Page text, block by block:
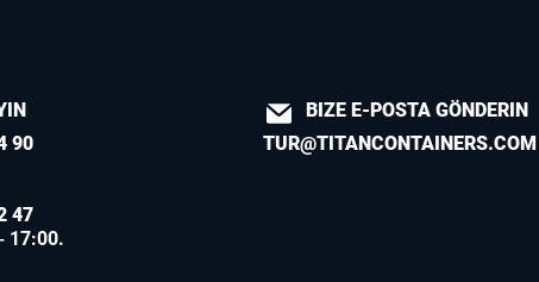
90
47
17:00.
BIZE E-POSTA GÖNDERIN
TUR@TITANCONTAINERS.COM